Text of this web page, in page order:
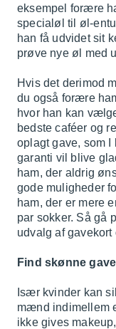
eksempel forære
specialøl til øl-
han få udvidet sit
prøve nye øl med
Hvis det derimod
du også forære
hvor han kan
bedste caféer og
oplagt gave, som I
garanti vil blive
ham, der aldrig
gode muligheder
ham, der er mere
par sokker. Så gå
udvalg af
Find skønne
Især kvinder kan
mænd indimellem
ikke gives